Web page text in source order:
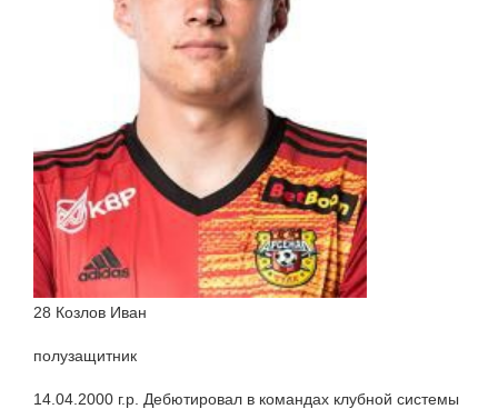
28 Козлов Иван
полузащитник
14.04.2000 г.р. Дебютировал в командах клубной системы